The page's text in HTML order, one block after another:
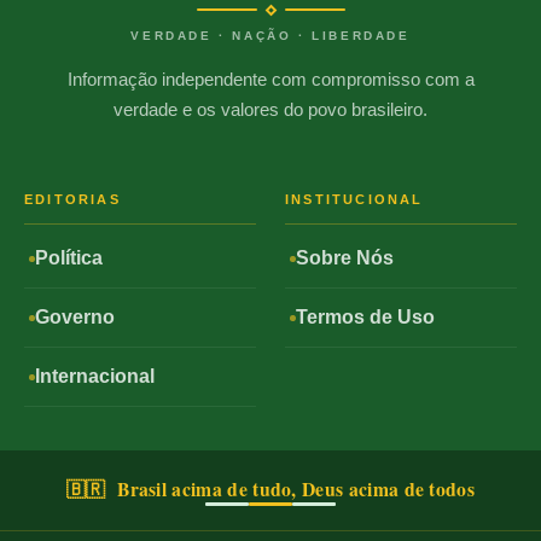
VERDADE · NAÇÃO · LIBERDADE
Informação independente com compromisso com a
verdade e os valores do povo brasileiro.
EDITORIAS
Política
Governo
Internacional
INSTITUCIONAL
Sobre Nós
Termos de Uso
🇧🇷 Brasil acima de tudo, Deus acima de todos